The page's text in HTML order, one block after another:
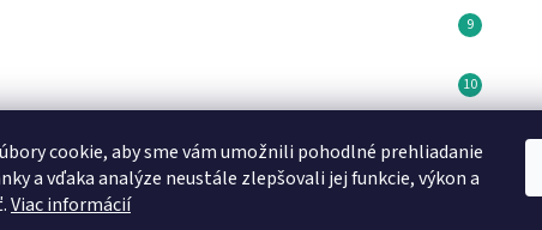
cookie, aby sme vám umožnili pohodlné prehliadanie
a vďaka analýze neustále zlepšovali jej funkcie, výkon a
Viac informácií
Minikoioi CZ DN FORMED Brno s.r.o Medela SK